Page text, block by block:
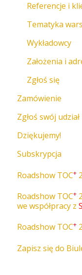
Referencje i
Tematyka
Wykładowcy
Założenia i
Zgłoś się
Zamówienie
Zgłoś swój udział
Dziękujemy!
Subskrypcja
Roadshow TOC+
Roadshow TOC+
we współpracy z
Roadshow TOC+
Zapisz się do